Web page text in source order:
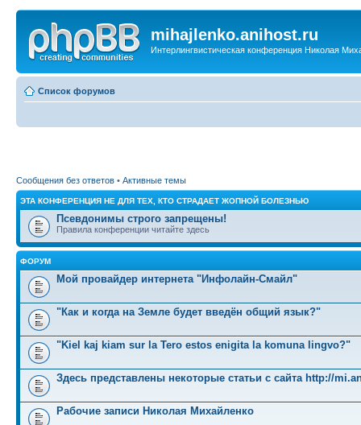
mihajlenko.anihost.ru
Интерлингвистическая конференция Николая
Список форумов
Сообщения без ответов • Активные темы
ЭТА КОНФЕРЕНЦИЯ НЕ ДЛЯ ТЕХ, КТО СТРАДАЕТ ЖОПНОЙ БОЛЕЗНЬЮ
Псевдонимы строго запрещены!
Правила конференции читайте здесь
ФОРУМ
Мой провайдер интернета "Инфолайн-Смайл"
"Как и когда на Земле будет введён общий язык?"
"Kiel kaj kiam sur la Tero estos enigita la komuna lingvo?"
Здесь представлены некоторые статьи с сайта http://
Рабочие записи Николая Михайленко